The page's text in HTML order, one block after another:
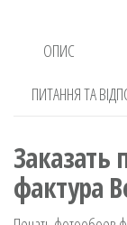
ОПИС
ПИТАННЯ ТА
Заказать
фактура